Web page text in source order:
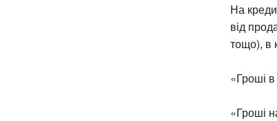
На
від
тощо), в
«Гроші в
«Гроші